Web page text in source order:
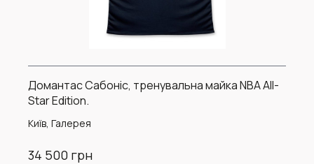
Домантас Сабоніс, тренувальна майка NBA All-
Star Edition.
Київ, Галерея
34 500 грн